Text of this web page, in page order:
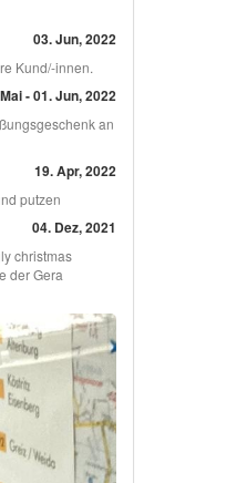
03. Jun, 2022
Kund/-innen.
- 01. Jun, 2022
an
19. Apr, 2022
putzen
04. Dez, 2021
christmas
der Gera